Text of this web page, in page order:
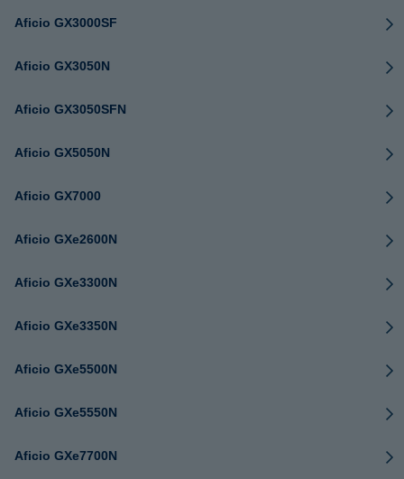
Aficio GX3000SF
Aficio GX3050N
Aficio GX3050SFN
Aficio GX5050N
Aficio GX7000
Aficio GXe2600N
Aficio GXe3300N
Aficio GXe3350N
Aficio GXe5500N
Aficio GXe5550N
Aficio GXe7700N